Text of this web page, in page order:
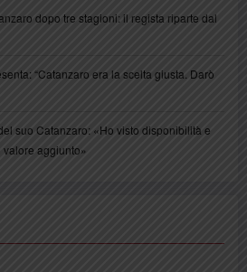
dopo tre stagioni: il regista riparte dal
“Catanzaro era la scelta giusta. Darò
suo Catanzaro: «Ho visto disponibilità e
valore aggiunto»